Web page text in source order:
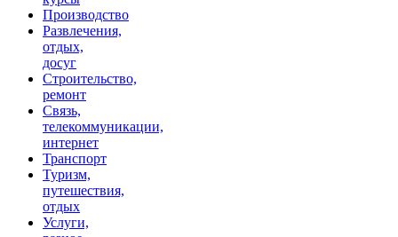
Производство
Развлечения,
отдых,
досуг
Строительство,
ремонт
Связь,
телекоммуникации,
интернет
Транспорт
Туризм,
путешествия,
отдых
Услуги,